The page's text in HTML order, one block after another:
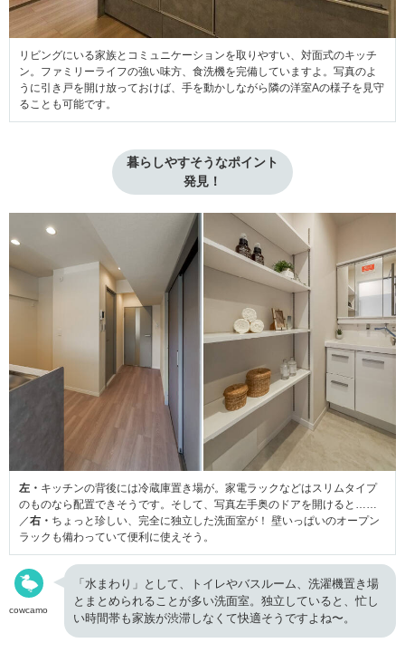
リビングにいる家族とコミュニケーションを取りやすい、対面式のキッチ
ン。ファミリーライフの強い味方、食洗機を完備していますよ。写真のよ
うに引き戸を開け放っておけば、手を動かしながら隣の洋室Aの様子を見守
ることも可能です。
暮らしやすそうなポイント
発見！
左・ キッチンの背後には冷蔵庫置き場が。家電ラックなどはスリムタイプ
のものなら配置できそうです。そして、写真左手奥のドアを開けると……
／右・ ちょっと珍しい、完全に独立した洗面室が！ 壁いっぱいのオープン
ラックも備わっていて便利に使えそう。
cowcamo
「水まわり」として、トイレやバスルーム、洗濯機置き場
とまとめられることが多い洗面室。独立していると、忙し
い時間帯も家族が渋滞しなくて快適そうですよね〜。